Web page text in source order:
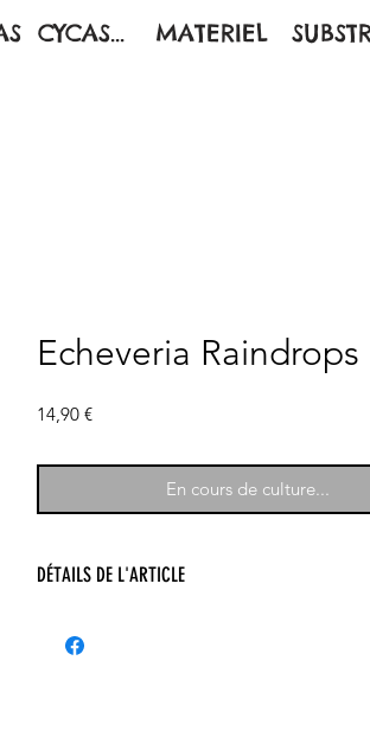
CYCAS... MATERIEL
Echeveria Raindrops
14,90 €Prix
En cours de culture...
DÉTAILS DE L'ARTICLE